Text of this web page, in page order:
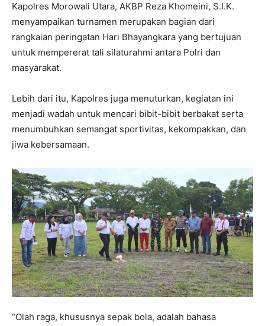
Kapolres Morowali Utara, AKBP Reza Khomeini, S.I.K.
menyampaikan turnamen merupakan bagian dari
rangkaian peringatan Hari Bhayangkara yang bertujuan
untuk mempererat tali silaturahmi antara Polri dan
masyarakat.
Lebih dari itu, Kapolres juga menuturkan, kegiatan ini
menjadi wadah untuk mencari bibit-bibit berbakat serta
menumbuhkan semangat sportivitas, kekompakkan, dan
jiwa kebersamaan.
“Olah raga, khususnya sepak bola, adalah bahasa